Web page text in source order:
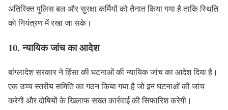
अतिरिक्त पुलिस बल और सुरक्षा कर्मियों को तैनात किया गया है ताकि स्थिति
को नियंत्रण में रखा जा सके।
10. न्यायिक जांच का आदेश
बांग्लादेश सरकार ने हिंसा की घटनाओं की न्यायिक जांच का आदेश दिया है।
एक उच्च स्तरीय समिति का गठन किया गया है जो इन घटनाओं की जांच
करेगी और दोषियों के खिलाफ सख्त कार्रवाई की सिफारिश करेगी।